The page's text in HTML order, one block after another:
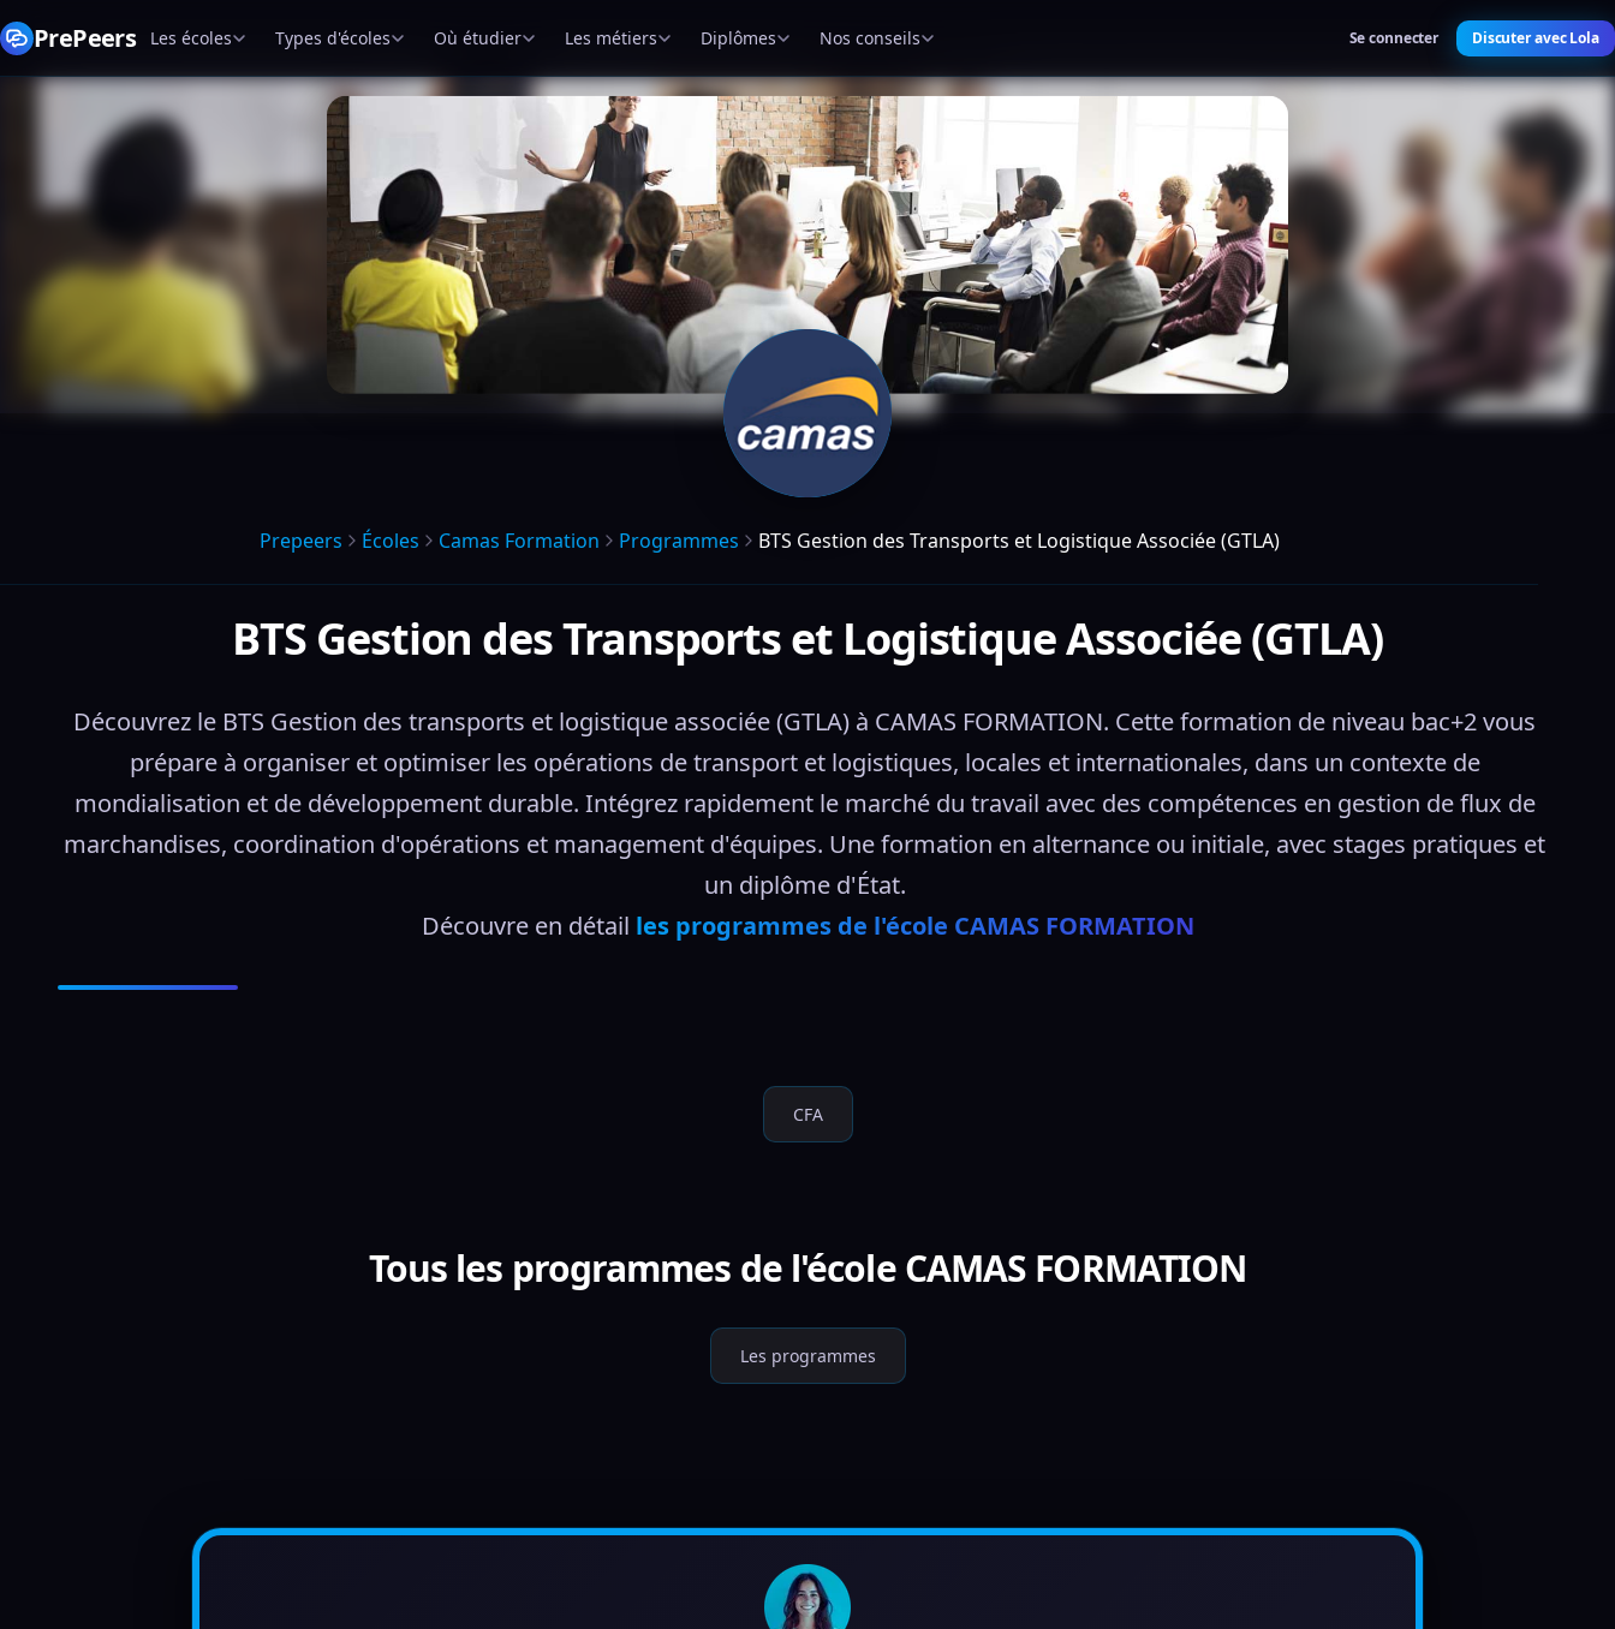
PrePeers Les écoles Types d'écoles Où étudier Les métiers Diplômes Nos conseils Se connecter Discuter avec Lola
Prepeers Écoles Camas Formation Programmes BTS Gestion des Transports et Logistique Associée (GTLA)
BTS Gestion des Transports et Logistique Associée (GTLA)
Découvrez le BTS Gestion des transports et logistique associée (GTLA) à CAMAS FORMATION. Cette formation de niveau bac+2 vous
prépare à organiser et optimiser les opérations de transport et logistiques, locales et internationales, dans un contexte de
mondialisation et de développement durable. Intégrez rapidement le marché du travail avec des compétences en gestion de flux de
marchandises, coordination d'opérations et management d'équipes. Une formation en alternance ou initiale, avec stages pratiques et
un diplôme d'État.
Découvre en détail les programmes de l'école CAMAS FORMATION
CFA
Tous les programmes de l'école CAMAS FORMATION
Les programmes